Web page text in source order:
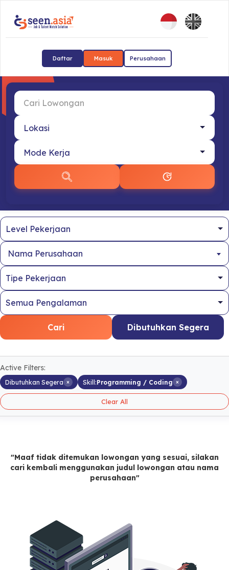
Daftar Masuk Perusahaan
Nama Perusahaan
Cari Dibutuhkan Segera
Active Filters:
Dibutuhkan Segera × Skill:Programming / Coding ×
Clear All
"Maaf tidak ditemukan lowongan yang sesuai, silakan
cari kembali menggunakan judul lowongan atau nama
perusahaan"